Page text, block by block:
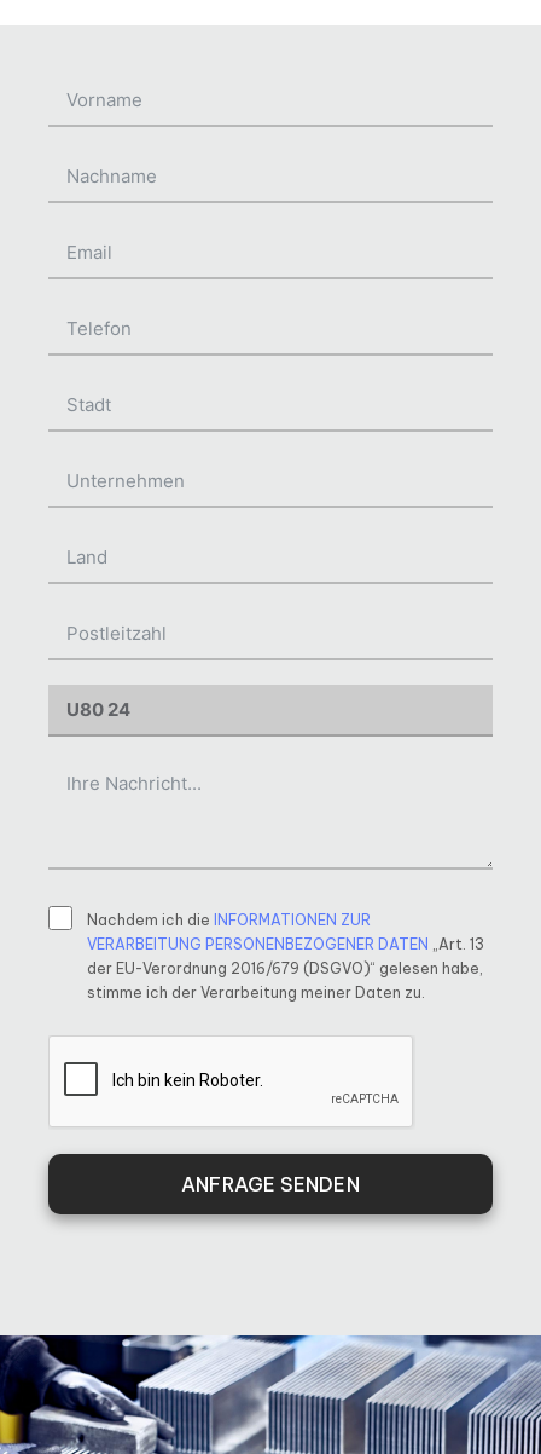
Nachdem ich die INFORMATIONEN ZUR
VERARBEITUNG PERSONENBEZOGENER DATEN
„Art. 13
der EU-Verordnung 2016/679 (DSGVO)“ gelesen habe,
stimme ich der Verarbeitung meiner Daten zu.
ANFRAGE SENDEN